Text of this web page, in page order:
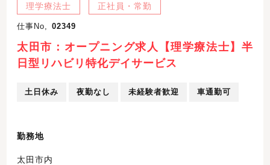
理学療法士 正社員・常勤
仕事No, 02349
太田市：オープニング求人【理学療法士】半
日型リハビリ特化デイサービス
土日休み 夜勤なし 未経験者歓迎 車通勤可
勤務地
太田市内